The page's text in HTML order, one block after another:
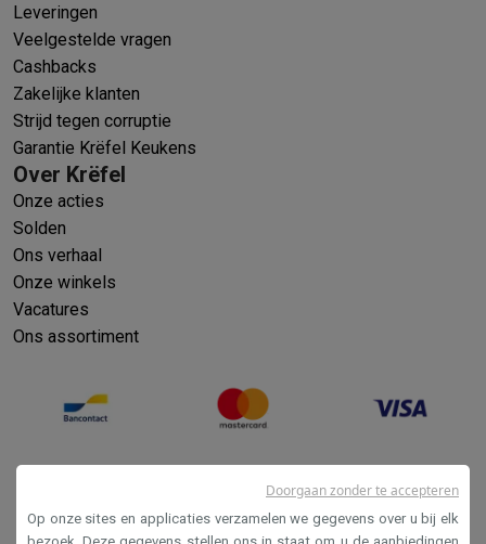
Leveringen
Veelgestelde vragen
Cashbacks
Zakelijke klanten
Strijd tegen corruptie
Garantie Krëfel Keukens
Over Krëfel
Onze acties
Solden
Ons verhaal
Onze winkels
Vacatures
Ons assortiment
Op onze sites en applicaties verzamelen we gegevens over u bij elk
Doorgaan zonder te accepteren